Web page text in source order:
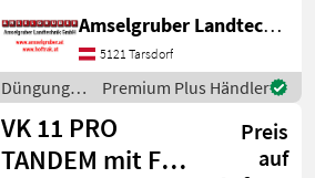
Breitverteiler FUCHS
Güllefässer- In Massivität
und Langlebigkeit
unschlagbar! (Stärkste
Materialstä
Amselgruber Landtechnik GmbH
5121 Tarsdorf
Düngung
und
Beregnung
/ Fuchs
Premium Plus Händler
VK 11 PRO
TANDEM mit FSV
Preis
auf